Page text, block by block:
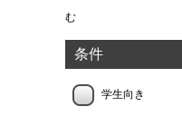
む
条件
学生向き